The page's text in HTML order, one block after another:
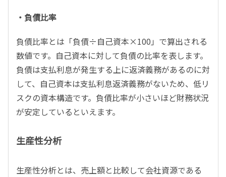
・負債比率
負債比率とは「負債÷自己資本×100」で算出される
数値です。自己資本に対して負債の比率を表します。
負債は支払利息が発生する上に返済義務があるのに対
して、自己資本は支払利息返済義務がないため、低リ
スクの資本構造です。負債比率が小さいほど財務状況
が安定しているといえます。
生産性分析
生産性分析とは、売上額と比較して会社資源である